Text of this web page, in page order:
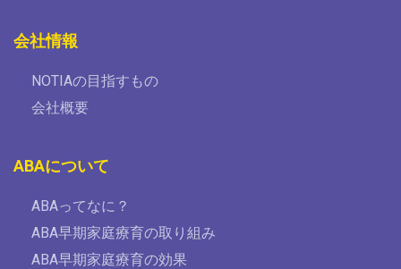
会社情報
NOTIAの目指すもの
会社概要
ABAについて
ABAってなに？
ABA早期家庭療育の取り組み
ABA早期家庭療育の効果